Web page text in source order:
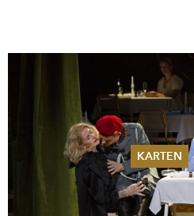
KARTEN
Sommer 2026
Pfingsten 2026